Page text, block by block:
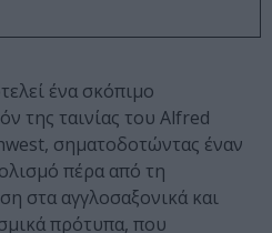
ένα σκόπιμο
της ταινίας του Alfred
σηματοδοτώντας έναν
πέρα από τη
στα αγγλοσαξονικά και
πρότυπα, που